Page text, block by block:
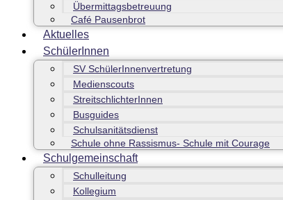
Übermittagsbetreuung
Café Pausenbrot
Aktuelles
SchülerInnen
SV SchülerInnenvertretung
Medienscouts
StreitschlichterInnen
Busguides
Schulsanitätsdienst
Schule ohne Rassismus- Schule mit Courage
Schulgemeinschaft
Schulleitung
Kollegium